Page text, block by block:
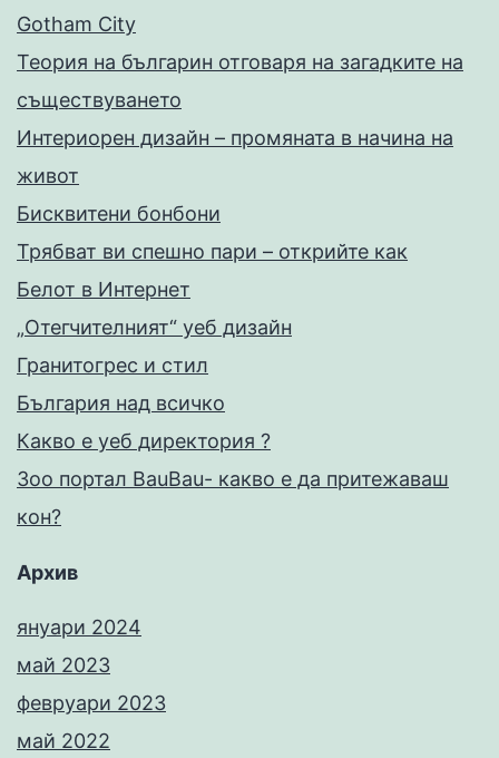
Gotham City
Теория на българин отговаря на загадките на
съществуването
Интериорен дизайн – промяната в начина на
живот
Бисквитени бонбони
Трябват ви спешно пари – открийте как
Белот в Интернет
„Отегчителният“ уеб дизайн
Гранитогрес и стил
България над всичко
Какво е уеб директория ?
Зоо портал BauBau- какво е да притежаваш
кон?
Архив
януари 2024
май 2023
февруари 2023
май 2022